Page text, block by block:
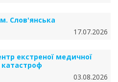
м. Слов'янська
17.07.2026
екстреної медичної
03.08.2026